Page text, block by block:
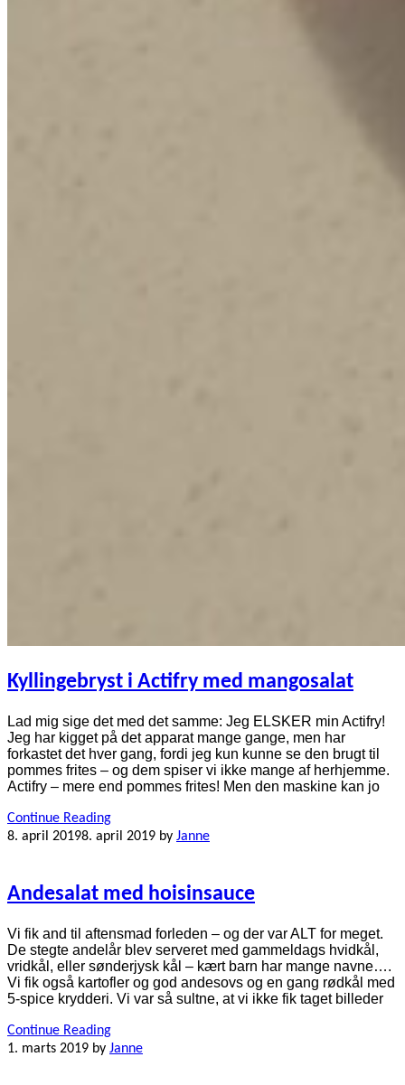
Kyllingebryst i Actifry med mangosalat
Lad mig sige det med det samme: Jeg ELSKER min Actifry!
Jeg har kigget på det apparat mange gange, men har
forkastet det hver gang, fordi jeg kun kunne se den brugt til
pommes frites – og dem spiser vi ikke mange af herhjemme.
Actifry – mere end pommes frites! Men den maskine kan jo
Continue Reading
8. april 20198. april 2019 by Janne
Andesalat med hoisinsauce
Vi fik and til aftensmad forleden – og der var ALT for meget.
De stegte andelår blev serveret med gammeldags hvidkål,
vridkål, eller sønderjysk kål – kært barn har mange navne….
Vi fik også kartofler og god andesovs og en gang rødkål med
5-spice krydderi. Vi var så sultne, at vi ikke fik taget billeder
Continue Reading
1. marts 2019 by Janne